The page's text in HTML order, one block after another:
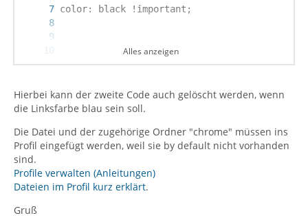
Alles anzeigen
Hierbei kann der zweite Code auch gelöscht werden, wenn
die Linksfarbe blau sein soll.
Die Datei und der zugehörige Ordner "chrome" müssen ins
Profil eingefügt werden, weil sie by default nicht vorhanden
sind.
Profile verwalten (Anleitungen)
Dateien im Profil kurz erklärt.
Gruß